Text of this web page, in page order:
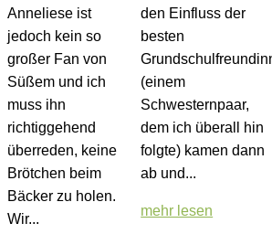
Anneliese ist
jedoch kein so
großer Fan von
Süßem und ich
muss ihn
richtiggehend
überreden, keine
Brötchen beim
Bäcker zu holen.
Wir...
den Einfluss der
besten
(einem
Schwesternpaar,
dem ich überall hin
folgte) kamen dann
ab und...
mehr lesen